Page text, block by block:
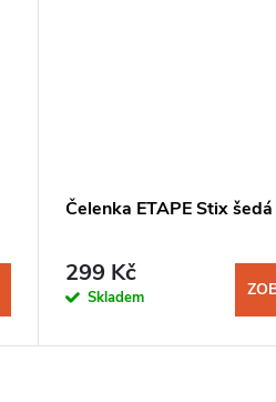
Čelenka ETAPE Stix šedá
299 Kč
Skladem